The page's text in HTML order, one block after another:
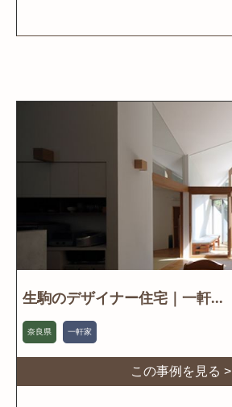
生駒のデザイナー住宅｜一軒...
奈良県 一軒家
この事例を見る >